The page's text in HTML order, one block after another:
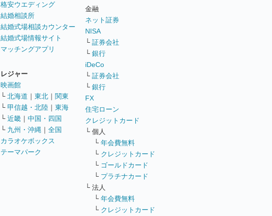
格安ウエディング
結婚相談所
結婚式場相談カウンター
結婚式場情報サイト
マッチングアプリ
レジャー
映画館
└ 北海道 ｜ 東北 ｜ 関東
└ 甲信越・北陸 ｜ 東海
└ 近畿 ｜ 中国・四国
└ 九州・沖縄 ｜ 全国
カラオケボックス
テーマパーク
金融
ネット証券
NISA
└ 証券会社
└ 銀行
iDeCo
└ 証券会社
└ 銀行
FX
住宅ローン
クレジットカード
└ 個人
└ 年会費無料
└ クレジットカード
└ ゴールドカード
└ プラチナカード
└ 法人
└ 年会費無料
└ クレジットカード